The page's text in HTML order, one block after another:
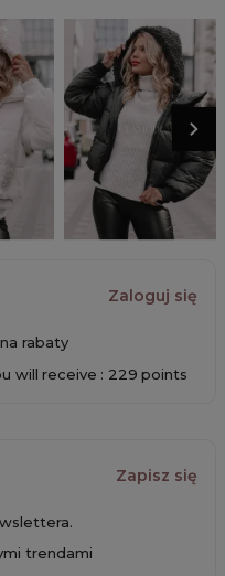
Zaloguj się
rabaty
will receive : 229 points
Zapisz się
trendami